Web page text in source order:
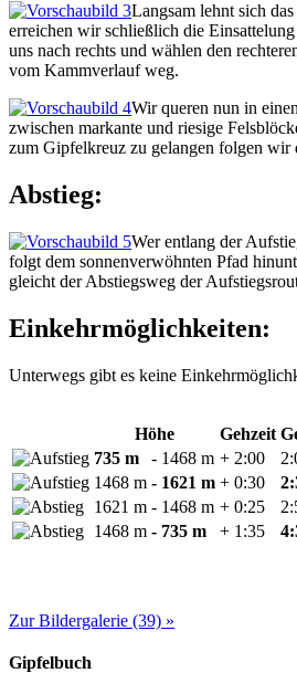
Langsam lehnt sich
erreichen wir schließlich die
uns nach rechts und wählen den
vom Kammverlauf weg.
Wir queren nun in
zwischen markante und riesige
zum Gipfelkreuz zu gelangen folgen wir
Abstieg:
Wer entlang der
folgt dem sonnenverwöhnten Pfad
gleicht der Abstiegsweg der
Einkehrmöglichkeiten:
Unterwegs gibt es keine
Höhe Gehzeit
735 m
- 1468 m + 2:00
1468 m - 1621 m + 0:30
1621 m - 1468 m + 0:25
1468 m - 735 m + 1:35
Zur Bildergalerie (39) »
Gipfelbuch